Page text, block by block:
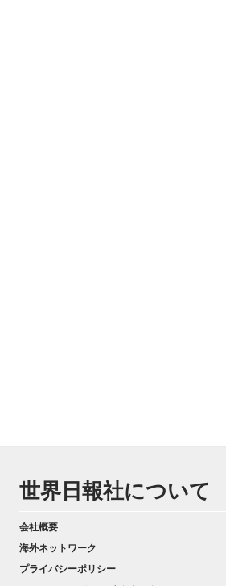
世界日報社について
会社概要
海外ネットワーク
プライバシーポリシー